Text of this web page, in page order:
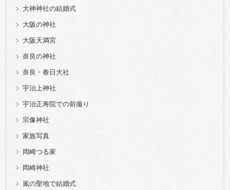
大神神社の結婚式
大阪の神社
大阪天満宮
奈良の神社
奈良・春日大社
宇治上神社
宇治正寿院での前撮り
宗像神社
家族写真
岡崎つる家
岡崎神社
嵐の聖地で結婚式